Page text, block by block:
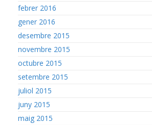
febrer 2016
gener 2016
desembre 2015
novembre 2015
octubre 2015
setembre 2015
juliol 2015
juny 2015
maig 2015